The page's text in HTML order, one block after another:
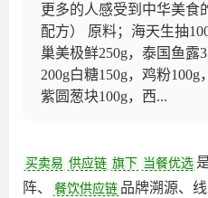
更多的人感受到中华美食
配方） 原料；海天生抽
巢美极鲜250g，泰国鱼露
200g白糖150g，鸡粉100g
紫圆葱块100g，西...
买卖易 供应链 旗下 当餐优选
阵、
餐饮供应链 品牌溯源、